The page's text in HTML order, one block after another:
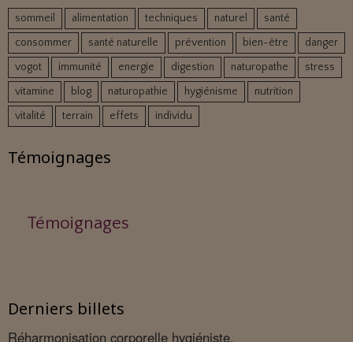
sommeil alimentation techniques naturel
santé
consommer
santé naturelle prévention bien-être
danger
vogot
immunité energie digestion naturopathe
stress
vitamine
blog naturopathie hygiénisme
nutrition
vitalité
terrain effets individu
Témoignages
Témoignages
Derniers billets
Réharmonisation corporelle hygiéniste.